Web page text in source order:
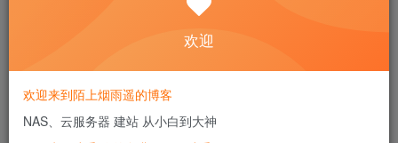
深的硬件产品之一，其速度表现很大程度上会决定你的电脑
是否流畅。特别是在NVMe PCIe协议的固态硬盘普及后，大
家对于固态硬盘的速度也有了更高的要求。
欢迎
欢迎来到陌上烟雨遥的博客
NAS、云服务器 建站 从小白到大神